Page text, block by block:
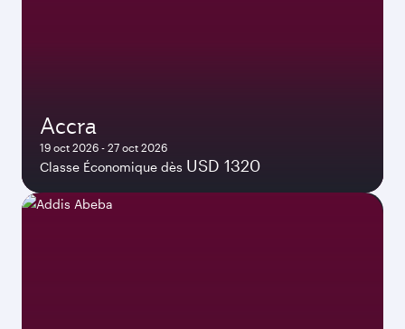
Accra
19 oct 2026 - 27 oct 2026
Classe Économique dès USD 1320